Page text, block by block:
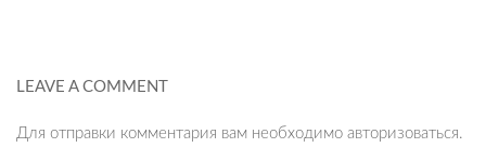
LEAVE A COMMENT
Для отправки комментария вам необходимо авторизоваться.